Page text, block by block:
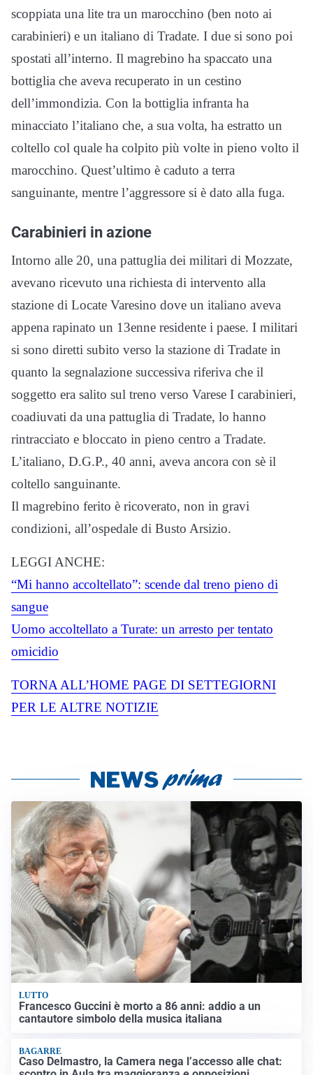
scoppiata una lite tra un marocchino (ben noto ai
carabinieri) e un italiano di Tradate. I due si sono poi
spostati all’interno. Il magrebino ha spaccato una
bottiglia che aveva recuperato in un cestino
dell’immondizia. Con la bottiglia infranta ha
minacciato l’italiano che, a sua volta, ha estratto un
coltello col quale ha colpito più volte in pieno volto il
marocchino. Quest’ultimo è caduto a terra
sanguinante, mentre l’aggressore si è dato alla fuga.
Carabinieri in azione
Intorno alle 20, una pattuglia dei militari di Mozzate,
avevano ricevuto una richiesta di intervento alla
stazione di Locate Varesino dove un italiano aveva
appena rapinato un 13enne residente i paese. I militari
si sono diretti subito verso la stazione di Tradate in
quanto la segnalazione successiva riferiva che il
soggetto era salito sul treno verso Varese I carabinieri,
coadiuvati da una pattuglia di Tradate, lo hanno
rintracciato e bloccato in pieno centro a Tradate.
L’italiano, D.G.P., 40 anni, aveva ancora con sè il
coltello sanguinante.
Il magrebino ferito è ricoverato, non in gravi
condizioni, all’ospedale di Busto Arsizio.
LEGGI ANCHE:
“Mi hanno accoltellato”: scende dal treno pieno di
sangue
Uomo accoltellato a Turate: un arresto per tentato
omicidio
TORNA ALL’HOME PAGE DI SETTEGIORNI
PER LE ALTRE NOTIZIE
LUTTO
Francesco Guccini è morto a 86 anni: addio a un
cantautore simbolo della musica italiana
BAGARRE
Caso Delmastro, la Camera nega l’accesso alle chat: